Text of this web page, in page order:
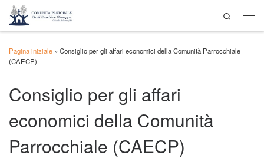
Passa al contenuto
Search
Pagina iniziale » Consiglio per gli affari economici della Comunità Parrocchiale
(CAECP)
Consiglio per gli affari
economici della Comunità
Parrocchiale (CAECP)